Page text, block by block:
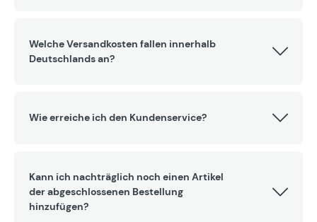
Welche Versandkosten fallen innerhalb
Deutschlands an?
Wie erreiche ich den Kundenservice?
Kann ich nachträglich noch einen Artikel
der abgeschlossenen Bestellung
hinzufügen?